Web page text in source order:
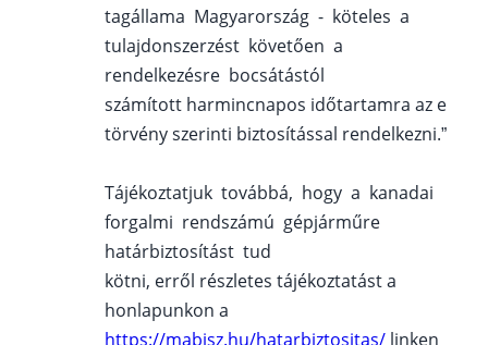
tagállama Magyarország - köteles a
tulajdonszerzést követően a
rendelkezésre bocsátástól
számított harmincnapos időtartamra az e
törvény szerinti biztosítással rendelkezni.”
Tájékoztatjuk továbbá, hogy a kanadai
forgalmi rendszámú gépjárműre
határbiztosítást tud
kötni, erről részletes tájékoztatást a
honlapunkon a
https://mabisz.hu/hatarbiztositas/ linken